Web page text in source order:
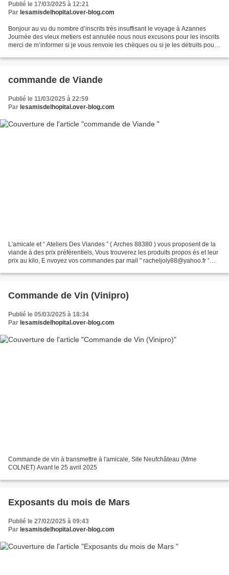
Publié le 17/03/2025 à 12:21
Par lesamisdelhopital.over-blog.com
Bonjour au vu du nombre d’inscrits très insuffisant le voyage à Azannes
Journée des vieux metiers est annulée nous nous excusons pour les inscrits
merci de m’informer si je vous renvoie les chèques ou si je les détruits pour
commande de Viande
Publié le 11/03/2025 à 22:59
Par lesamisdelhopital.over-blog.com
L'amicale et “ Ateliers Des Viandes ” ( Arches 88380 ) vous proposent de la
viande à des prix préférentiels, Vous trouverez les produits propos és et leur
prix au kilo, E nvoyez vos commandes par mail " racheljoly88@yahoo.fr “
Commande de Vin (Vinipro)
Publié le 05/03/2025 à 18:34
Par lesamisdelhopital.over-blog.com
Commande de vin à transmettre à l'amicale, Site Neufchâteau (Mme
COLNET) Avant le 25 avril 2025
Exposants du mois de Mars
Publié le 27/02/2025 à 09:43
Par lesamisdelhopital.over-blog.com